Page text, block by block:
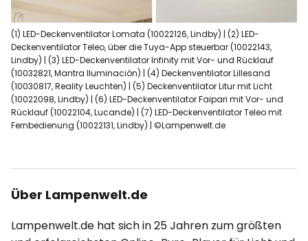
(1) LED-Deckenventilator Lomata (10022126, Lindby) | (2) LED-
Deckenventilator Teleo, über die Tuya-App steuerbar (10022143,
Lindby) | (3) LED-Deckenventilator Infinity mit Vor- und Rücklauf
(10032821, Mantra Iluminación) | (4) Deckenventilator Lillesand
(10030817, Reality Leuchten) | (5) Deckenventilator Litur mit Licht
(10022098, Lindby) | (6) LED-Deckenventilator Faipari mit Vor- und
Rücklauf (10022104, Lucande) | (7) LED-Deckenventilator Teleo mit
Fernbedienung (10022131, Lindby) | ©Lampenwelt.de
Über Lampenwelt.de
Lampenwelt.de hat sich in 25 Jahren zum größten